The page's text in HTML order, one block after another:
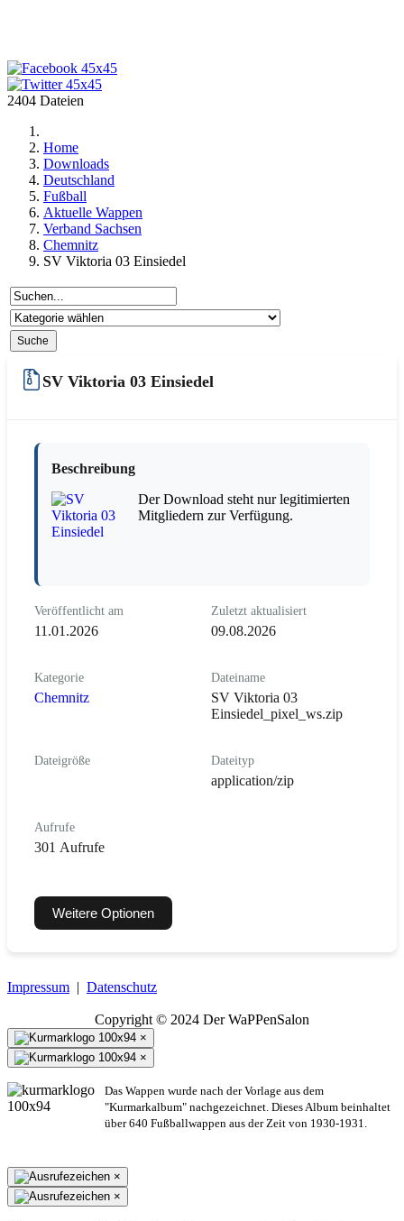
2404 Dateien
Home
Downloads
Deutschland
Fußball
Aktuelle Wappen
Verband Sachsen
Chemnitz
SV Viktoria 03 Einsiedel
SV Viktoria 03 Einsiedel
Beschreibung
Der Download steht nur legitimierten
Mitgliedern zur Verfügung.
Veröffentlicht am
11.01.2026
Zuletzt aktualisiert
09.08.2026
Kategorie
Chemnitz
Dateiname
SV Viktoria 03
Einsiedel_pixel_ws.zip
Dateigröße Dateityp
application/zip
Aufrufe
301 Aufrufe
Weitere Optionen
Impressum | Datenschutz
Copyright © 2024 Der WaPPenSalon
×
×
Das Wappen wurde nach der Vorlage aus dem
"Kurmarkalbum" nachgezeichnet. Dieses Album beinhaltet
über 640 Fußballwappen aus der Zeit von 1930-1931.
×
×